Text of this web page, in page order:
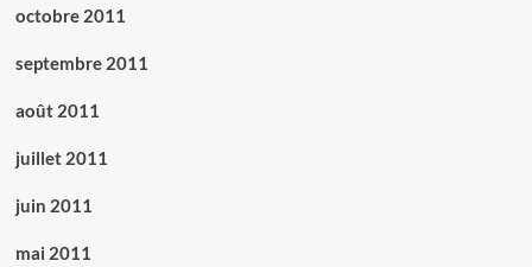
octobre 2011
septembre 2011
août 2011
juillet 2011
juin 2011
mai 2011